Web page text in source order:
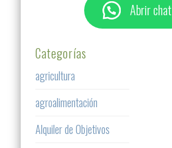
Abrir chat
Categorías
agricultura
agroalimentación
Alquiler de Objetivos